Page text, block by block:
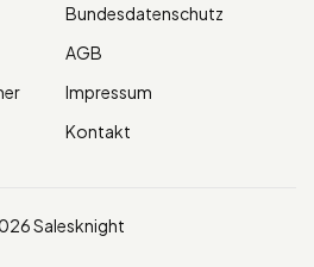
Bundesdatenschutz
AGB
Impressum
Kontakt
Salesknight